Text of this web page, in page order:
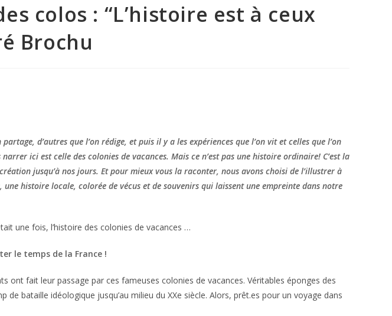
colos : “L’histoire est à ceux
Brochu
d’autres que l’on rédige, et puis il y a les expériences que l’on vit et celles que l’on
ici est celle des colonies de vacances. Mais ce n’est pas une histoire ordinaire! C’est la
jusqu’à nos jours. Et pour mieux vous la raconter, nous avons choisi de l’illustrer à
histoire locale, colorée de vécus et de souvenirs qui laissent une empreinte dans notre
une fois, l’histoire des colonies de vacances …
le temps de la France !
ont fait leur passage par ces fameuses colonies de vacances. Véritables éponges des
bataille idéologique jusqu’au milieu du XXe siècle. Alors, prêt.es pour un voyage dans